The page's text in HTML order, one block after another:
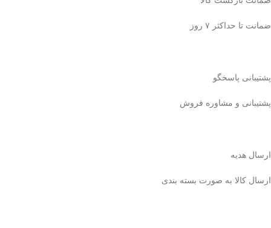
ضمانت تا حداکثر ۷ روز
پشتیبانی پاسخگو
پشتیبانی و مشاوره فروش
ارسال هدیه
ارسال کالا به صورت بسته بندی